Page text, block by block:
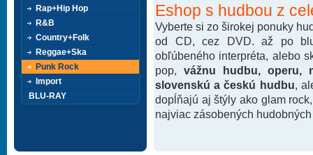
Eshop s hudbou z
Vyberte si zo širokej ponuky
od CD, cez DVD. až po
obľúbeného interpréta, alebo
pop, vážnu hudbu, operu,
slovenskú a českú hudbu ,
dopĺňajú aj štýly ako glam
najviac zásobených
Rap+Hip Hop
R&B
Country+Folk
Reggae+Ska
Punk Rock
Import
BLU-RAY